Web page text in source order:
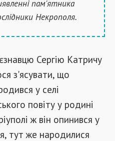
пам'ятника
Некрополя.
Сергію Катричу
з'ясувати, що
у селі
повіту у родині
ж він опинився у
тут же народилися